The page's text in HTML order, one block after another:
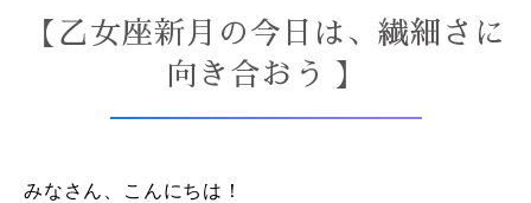
【乙女座新月の今日は、繊細さに
向き合おう 】
みなさん、こんにちは ！